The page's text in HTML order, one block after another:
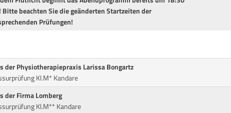
Bitte beachten Sie die geänderten Startzeiten der
Prüfungen!
der Physiotherapiepraxis Larissa Bongartz
Kl.M* Kandare
der Firma Lomberg
Kl.M** Kandare